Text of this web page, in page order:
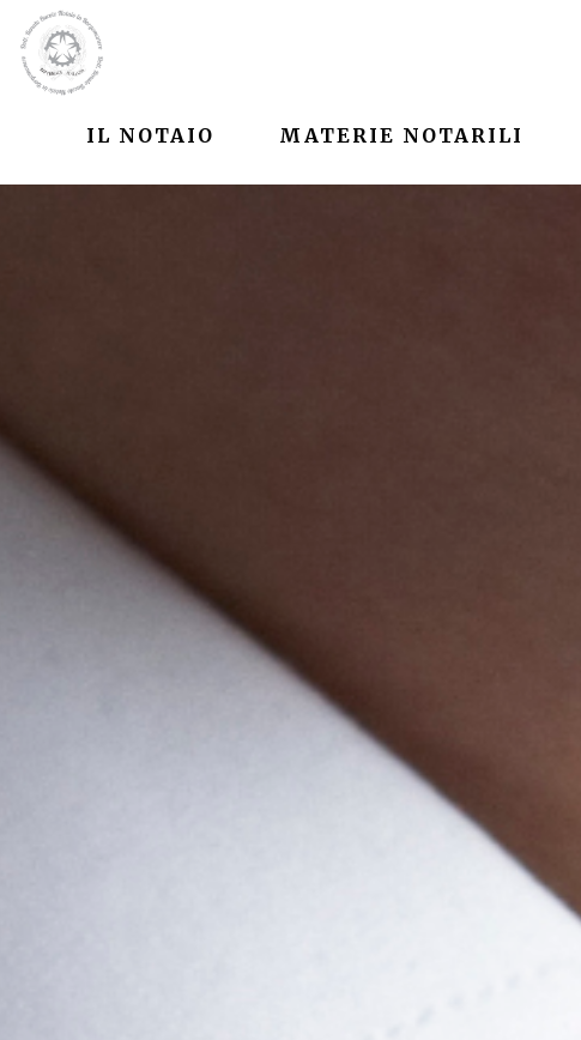
IL NOTAIO MATERIE NOTARILI